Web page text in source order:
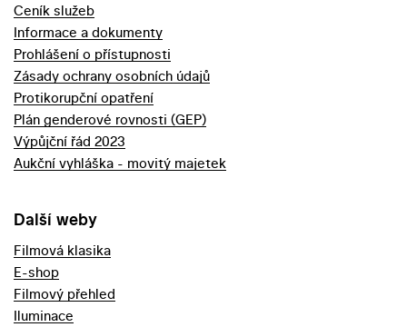
Ceník služeb
Informace a dokumenty
Prohlášení o přístupnosti
Zásady ochrany osobních údajů
Protikorupční opatření
Plán genderové rovnosti (GEP)
Výpůjční řád 2023
Aukční vyhláška - movitý majetek
Další weby
Filmová klasika
E-shop
Filmový přehled
Iluminace